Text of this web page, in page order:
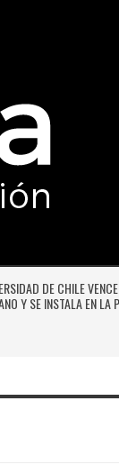
DE CHILE
Y SE INSTALA EN LA